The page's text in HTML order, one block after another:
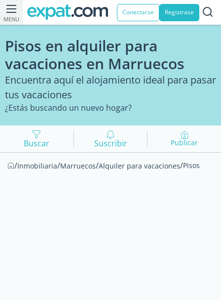
MENU
Conectarse Registrase
Pisos en alquiler para
vacaciones en Marruecos
Encuentra aquí el alojamiento ideal para pasar
tus vacaciones
¿Estás buscando un nuevo hogar?
Buscar Suscribir Publicar
/Inmobiliaria/Marruecos/Alquiler para vacaciones/Pisos